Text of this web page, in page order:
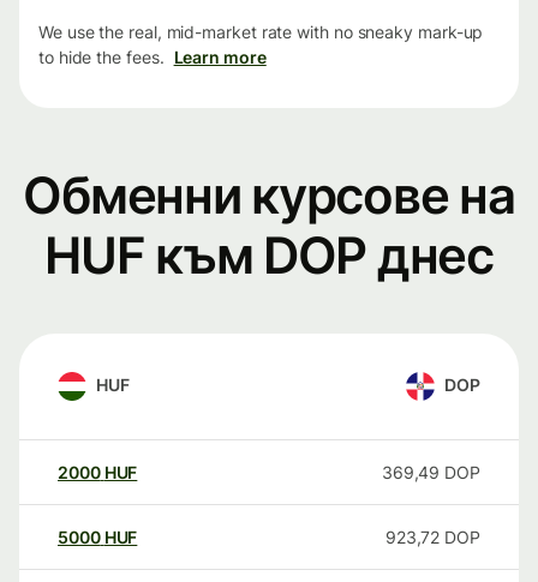
We use the real, mid-market rate with no sneaky mark-up
to hide the fees. Learn more
Обменни курсове на
HUF към DOP днес
HUF DOP
2000 HUF 369,49 DOP
5000 HUF 923,72 DOP